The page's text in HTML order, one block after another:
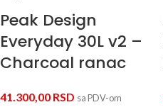
Peak Design
Everyday 30L v2 –
Charcoal ranac
41.300,00 RSD sa PDV-om